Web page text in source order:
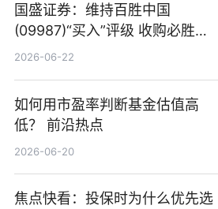
国盛证券：维持百胜中国
(09987)“买入”评级 收购必胜客
中国增厚利润加速成长 信息
2026-06-22
如何用市盈率判断基金估值高
低？ 前沿热点
2026-06-20
焦点快看：投保时为什么优先选